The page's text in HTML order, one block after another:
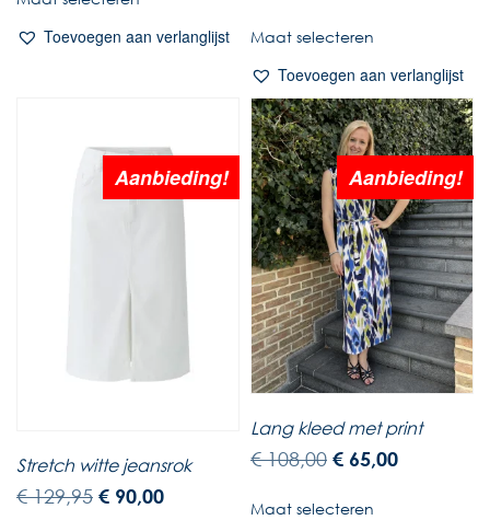
Toevoegen aan verlanglijst Maat selecteren
Toevoegen aan verlanglijst
Aanbieding!
Stretch witte jeansrok
€129,95 € 90,00
Aanbieding!
Lang kleed met print
€108,00 € 65,00
Maat selecteren